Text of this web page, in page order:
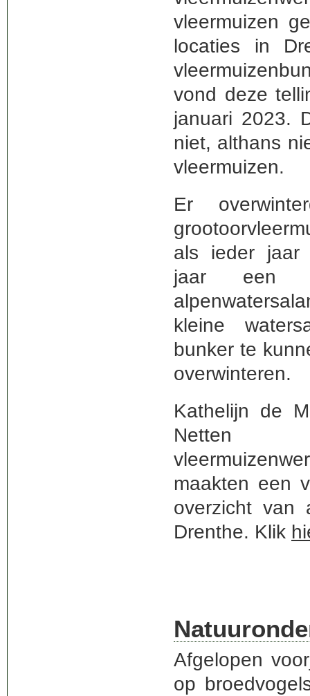
vleermuizen
locaties in
vond deze
januari 2023.
niet, althans
vleermuizen.
Er
als ieder jaar
jaar een
kleine
bunker te
overwinteren.
Kathelijn de
maakten een
overzicht van
Drenthe. Klik
Afgelopen
op